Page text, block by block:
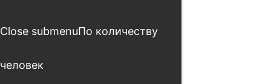
Close submenuПо количеству
человек